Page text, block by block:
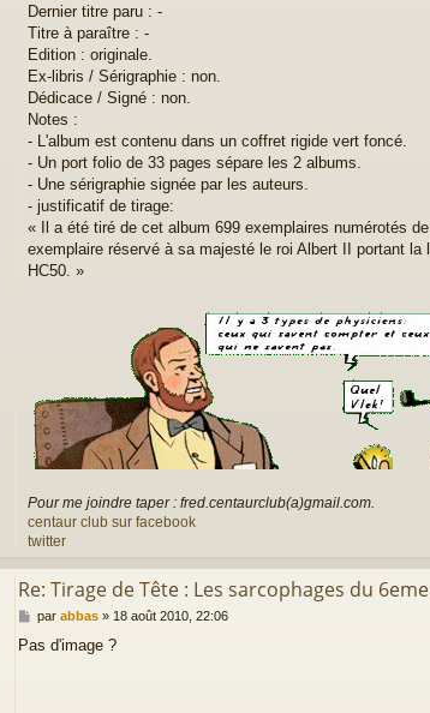
Dernier titre paru : -
Titre à paraître : -
Edition : originale.
Ex-libris / Sérigraphie : non.
Dédicace / Signé : non.
Notes :
- L'album est contenu dans un coffret rigide vert foncé.
- Un port folio de 33 pages sépare les 2 albums.
- Une sérigraphie signée par les auteurs.
- justificatif de tirage:
« Il a été tiré de cet album 699 exemplaires numérotés
exemplaire réservé à sa majesté le roi Albert II portant
HC50. »
Pour me joindre taper : fred.centaurclub(a)gmail.com.
centaur club sur facebook
twitter
Re: Tirage de Tête : Les sarcophages du
M
s
par abbas» 18 août 2010, 22:06
Pas d'image ?